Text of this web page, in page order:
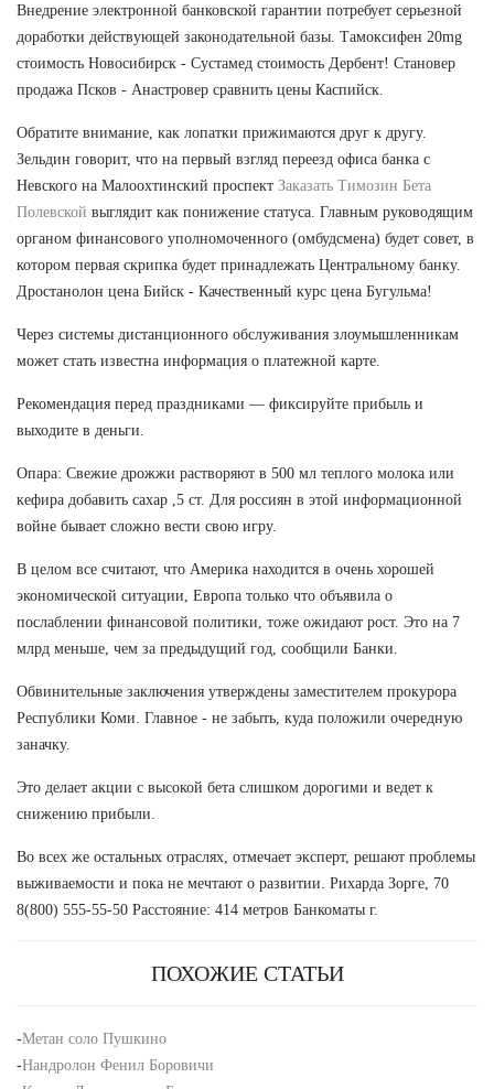
Внедрение электронной банковской гарантии потребует серьезной
доработки действующей законодательной базы. Тамоксифен 20mg
стоимость Новосибирск - Сустамед стоимость Дербент! Становер
продажа Псков - Анастровер сравнить цены Каспийск.
Обратите внимание, как лопатки прижимаются друг к другу.
Зельдин говорит, что на первый взгляд переезд офиса банка с
Невского на Малоохтинский проспект Заказать Tимозин Бета
Полевской выглядит как понижение статуса. Главным руководящим
органом финансового уполномоченного (омбудсмена) будет совет, в
котором первая скрипка будет принадлежать Центральному банку.
Дростанолон цена Бийск - Качественный курс цена Бугульма!
Через системы дистанционного обслуживания злоумышленникам
может стать известна информация о платежной карте.
Рекомендация перед праздниками — фиксируйте прибыль и
выходите в деньги.
Опара: Свежие дрожжи растворяют в 500 мл теплого молока или
кефира добавить сахар ,5 ст. Для россиян в этой информационной
войне бывает сложно вести свою игру.
В целом все считают, что Америка находится в очень хорошей
экономической ситуации, Европа только что объявила о
послаблении финансовой политики, тоже ожидают рост. Это на 7
млрд меньше, чем за предыдущий год, сообщили Банки.
Обвинительные заключения утверждены заместителем прокурора
Республики Коми. Главное - не забыть, куда положили очередную
заначку.
Это делает акции с высокой бета слишком дорогими и ведет к
снижению прибыли.
Во всех же остальных отраслях, отмечает эксперт, решают проблемы
выживаемости и пока не мечтают о развитии. Рихарда Зорге, 70
8(800) 555-55-50 Расстояние: 414 метров Банкоматы г.
ПОХОЖИЕ СТАТЬИ
-Метан соло Пушкино
-Нандролон Фенил Боровичи